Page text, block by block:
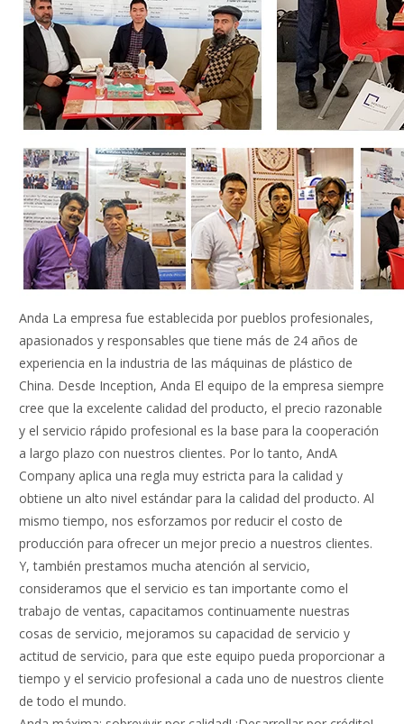
Anda La empresa fue establecida por pueblos profesionales,
apasionados y responsables que tiene más de 24 años de
experiencia en la industria de las máquinas de plástico de
China. Desde Inception, Anda El equipo de la empresa siempre
cree que la excelente calidad del producto, el precio razonable
y el servicio rápido profesional es la base para la cooperación
a largo plazo con nuestros clientes. Por lo tanto, AndA
Company aplica una regla muy estricta para la calidad y
obtiene un alto nivel estándar para la calidad del producto. Al
mismo tiempo, nos esforzamos por reducir el costo de
producción para ofrecer un mejor precio a nuestros clientes.
Y, también prestamos mucha atención al servicio,
consideramos que el servicio es tan importante como el
trabajo de ventas, capacitamos continuamente nuestras
cosas de servicio, mejoramos su capacidad de servicio y
actitud de servicio, para que este equipo pueda proporcionar a
tiempo y el servicio profesional a cada uno de nuestros cliente
de todo el mundo.